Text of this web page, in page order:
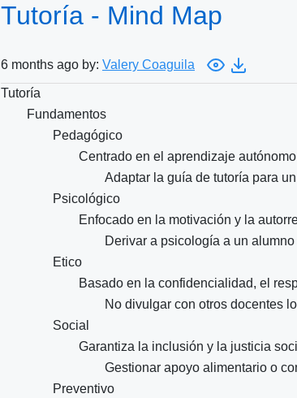
Tutoría - Mind Map
6 months ago by: Valery Coaguila
Tutoría
Fundamentos
Pedagógico
Centrado en el aprendizaje
Adaptar la guía de tutoría para
Psicológico
Enfocado en la motivación y la
Derivar a psicología a un
Etico
Basado en la confidencialidad, el
No divulgar con otros docentes
Social
Garantiza la inclusión y la justicia
Gestionar apoyo alimentario o
Preventivo